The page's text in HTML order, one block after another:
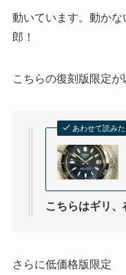
動いています。動か
郎！
こちらの復刻版限定が
あわせて読み
こちらはギリ、
さらに低価格版限定